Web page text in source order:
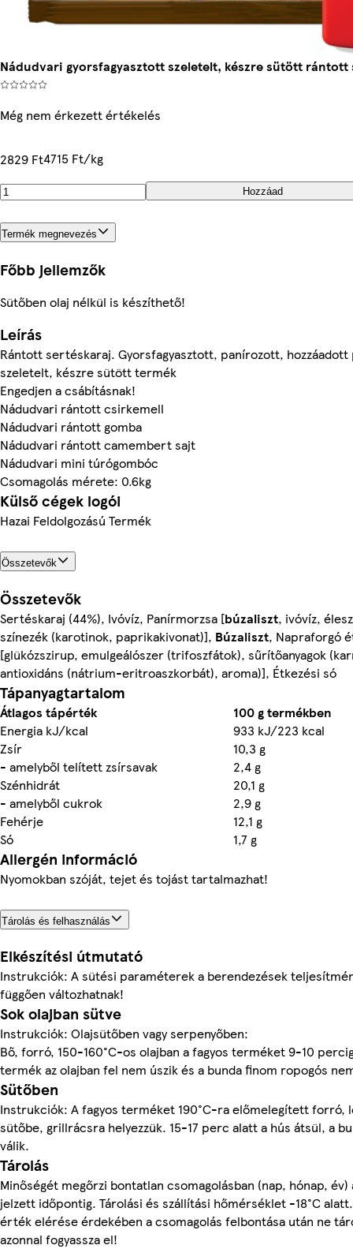
Nádudvari gyorsfagyasztott szeletelt, készre sütött rántott
Még nem érkezett értékelés
2829 Ft4715 Ft/kg
Hozzáad
Termék megnevezés
Főbb jellemzők
Sütőben olaj nélkül is készíthető!
Leírás
Rántott sertéskaraj. Gyorsfagyasztott, panírozott,
szeletelt, készre sütött termék
Engedjen a csábításnak!
Nádudvari rántott csirkemell
Nádudvari rántott gomba
Nádudvari rántott camembert sajt
Nádudvari mini túrógombóc
Csomagolás mérete: 0.6kg
Külső cégek logói
Hazai Feldolgozású Termék
Összetevők
Összetevők
Sertéskaraj (44%), Ivóvíz, Panírmorzsa [búzaliszt, ivóvíz,
színezék (karotinok, paprikakivonat)], Búzaliszt, Napraforgó
[glükózszirup, emulgeálószer (trifoszfátok), sűrítőanyagok
antioxidáns (nátrium-eritroaszkorbát), aroma)], Étkezési só
Tápanyagtartalom
Átlagos tápérték
100 g termékben
Energia kJ/kcal
933 kJ/223 kcal
Zsír
10,3 g
- amelyből telített zsírsavak
2,4 g
Szénhidrát
20,1 g
- amelyből cukrok
2,9 g
Fehérje
12,1 g
Só
1,7 g
Allergén információ
Nyomokban szóját, tejet és tojást tartalmazhat!
Tárolás és felhasználás
Elkészítési útmutató
Instrukciók: A sütési paraméterek a berendezések
függően változhatnak!
Sok olajban sütve
Instrukciók: Olajsütőben vagy serpenyőben:
Bő, forró, 150-160°C-os olajban a fagyos terméket 9-10
termék az olajban fel nem úszik és a bunda finom ropogós
Sütőben
Instrukciók: A fagyos terméket 190°C-ra előmelegített forró,
sütőbe, grillrácsra helyezzük. 15-17 perc alatt a hús átsül, a
válik.
Tárolás
Minőségét megőrzi bontatlan csomagolásban (nap, hónap, év)
jelzett időpontig. Tárolási és szállítási hőmérséklet -18°C
érték elérése érdekében a csomagolás felbontása után ne
azonnal fogyassza el!